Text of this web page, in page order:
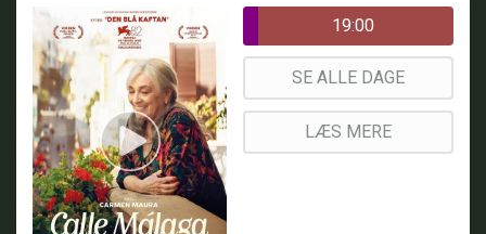
19:00
SE ALLE DAGE
LÆS MERE